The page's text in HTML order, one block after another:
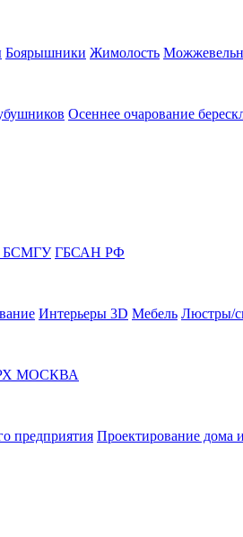
Боярышники Жимолость
Осеннее очарование
БСМГУ ГБСАН РФ
Интерьеры 3D Мебель Люстры/
МОСКВА
предприятия Проектирование дома